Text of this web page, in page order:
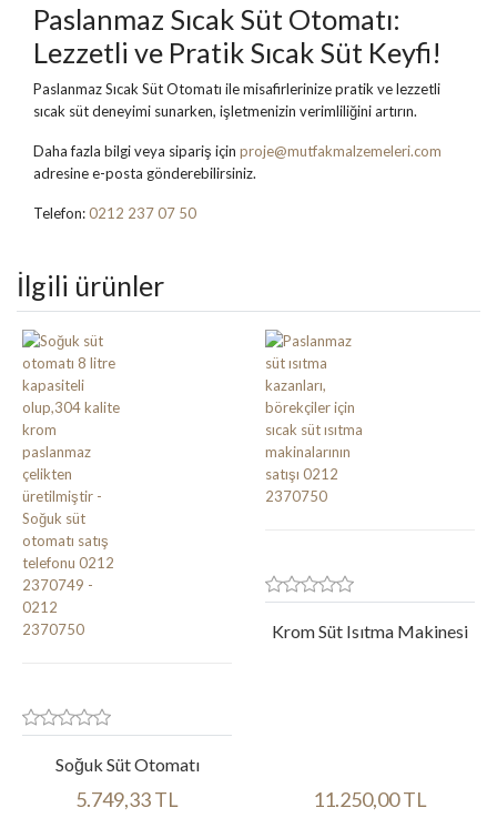
Paslanmaz Sıcak Süt Otomatı:
Lezzetli ve Pratik Sıcak Süt Keyfi!
Paslanmaz Sıcak Süt Otomatı ile misafirlerinize pratik ve lezzetli
sıcak süt deneyimi sunarken, işletmenizin verimliliğini artırın.
Daha fazla bilgi veya sipariş için proje@mutfakmalzemeleri.com
adresine e-posta gönderebilirsiniz.
Telefon:0212 237 07 50
İlgili ürünler
Soğuk Süt Otomatı
5.749,33 TL
Krom Süt Isıtma Makinesi
11.250,00 TL